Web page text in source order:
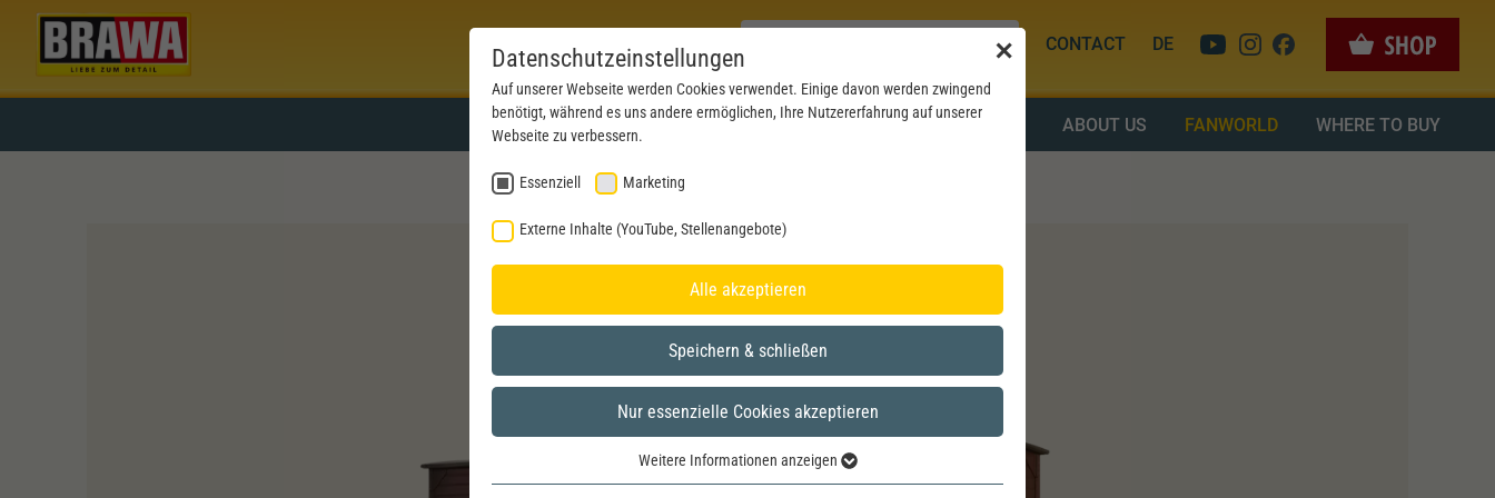
CONTACT DE
PRODUCTS NEWS SERVICE DOWNLOAD ABOUT US FANWORLD WHERE TO BUY
✕
Datenschutzeinstellungen
Auf unserer Webseite werden Cookies verwendet. Einige davon werden zwingend
benötigt, während es uns andere ermöglichen, Ihre Nutzererfahrung auf unserer
Webseite zu verbessern.
Essenziell Marketing
Externe Inhalte (YouTube, Stellenangebote)
Alle akzeptieren
Speichern & schließen
Nur essenzielle Cookies akzeptieren
Weitere Informationen anzeigen